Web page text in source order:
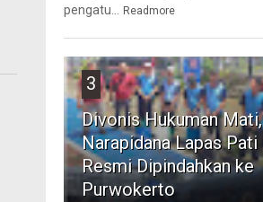
pengatu... Readmore
3
Divonis Hukuman Mati,
Narapidana Lapas Pati
Resmi Dipindahkan ke
Purwokerto